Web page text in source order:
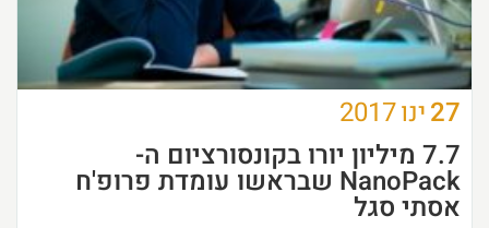
27ינו2017
7.7 מיליון יורו בקונסורציום ה-
NanoPack שבראשו עומדת פרופ'ח
אסתי סגל